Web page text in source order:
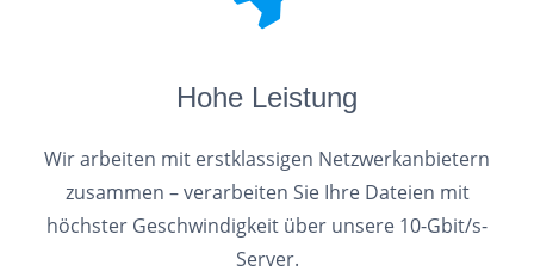
Hohe Leistung
Wir arbeiten mit erstklassigen Netzwerkanbietern
zusammen – verarbeiten Sie Ihre Dateien mit
höchster Geschwindigkeit über unsere 10-Gbit/s-
Server.